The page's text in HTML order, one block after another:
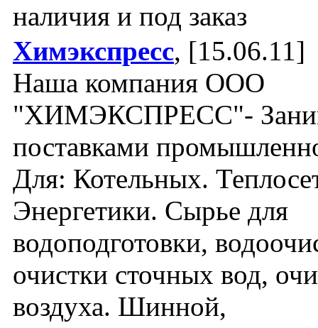
наличия и под заказ
Химэкспресс, [15.06.11]
Наша компания ООО
"ХИМЭКСПРЕСС"-
поставками
Для: Котельных.
Энергетики. Сырье для
водоподготовки,
очистки сточных вод,
воздуха. Шинной,